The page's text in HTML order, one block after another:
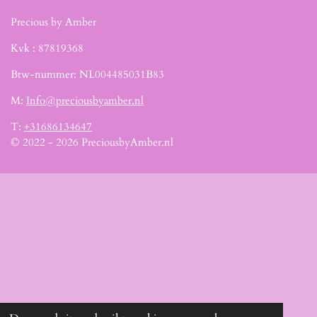
Precious by Amber
Kvk : 87819368
Btw-nummer: NL004485031B83
M: Info@preciousbyamber.nl
T: +31686134647
© 2022 - 2026 PreciousbyAmber.nl